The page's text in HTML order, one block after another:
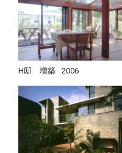
H邸 増築 2006